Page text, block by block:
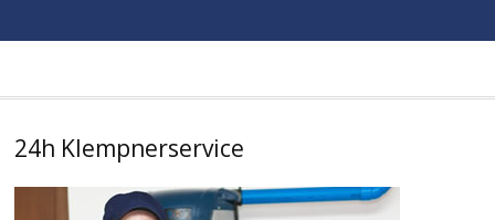
24h Klempnerservice